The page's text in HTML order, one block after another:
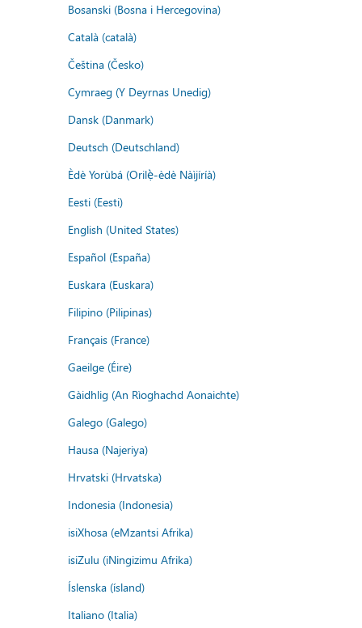
Bosanski (Bosna i Hercegovina)
Català (català)
Čeština (Česko)
Cymraeg (Y Deyrnas Unedig)
Dansk (Danmark)
Deutsch (Deutschland)
Èdè Yorùbá (Orilẹ̀-èdè Nàìjíríà)
Eesti (Eesti)
English (United States)
Español (España)
Euskara (Euskara)
Filipino (Pilipinas)
Français (France)
Gaeilge (Éire)
Gàidhlig (An Rìoghachd Aonaichte)
Galego (Galego)
Hausa (Najeriya)
Hrvatski (Hrvatska)
Indonesia (Indonesia)
isiXhosa (eMzantsi Afrika)
isiZulu (iNingizimu Afrika)
Íslenska (ísland)
Italiano (Italia)